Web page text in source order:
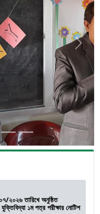
Next
২০২৬ তারিখে অনুষ্ঠিত
১ম পত্র পরীক্ষার নোটিশ